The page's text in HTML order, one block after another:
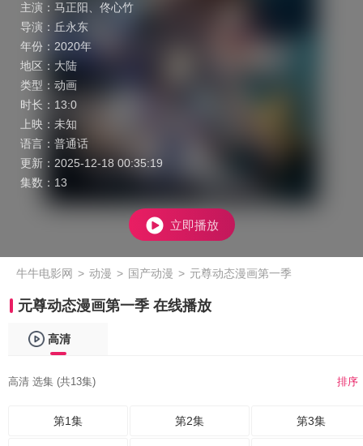
主演： 马正阳
佟心竹
导演： 丘永东
年份： 2020年
地区： 大陆
类型： 动画
时长： 13:0
上映： 未知
语言： 普通话
更新： 2025-12-18 00:35:19
集数： 13
立即播放
牛牛电影网 > 动漫 > 国产动漫 > 元尊动态漫画第一季
元尊动态漫画第一季 在线播放
高清
高清 选集 (共13集) 排序
第1集 第2集 第3集